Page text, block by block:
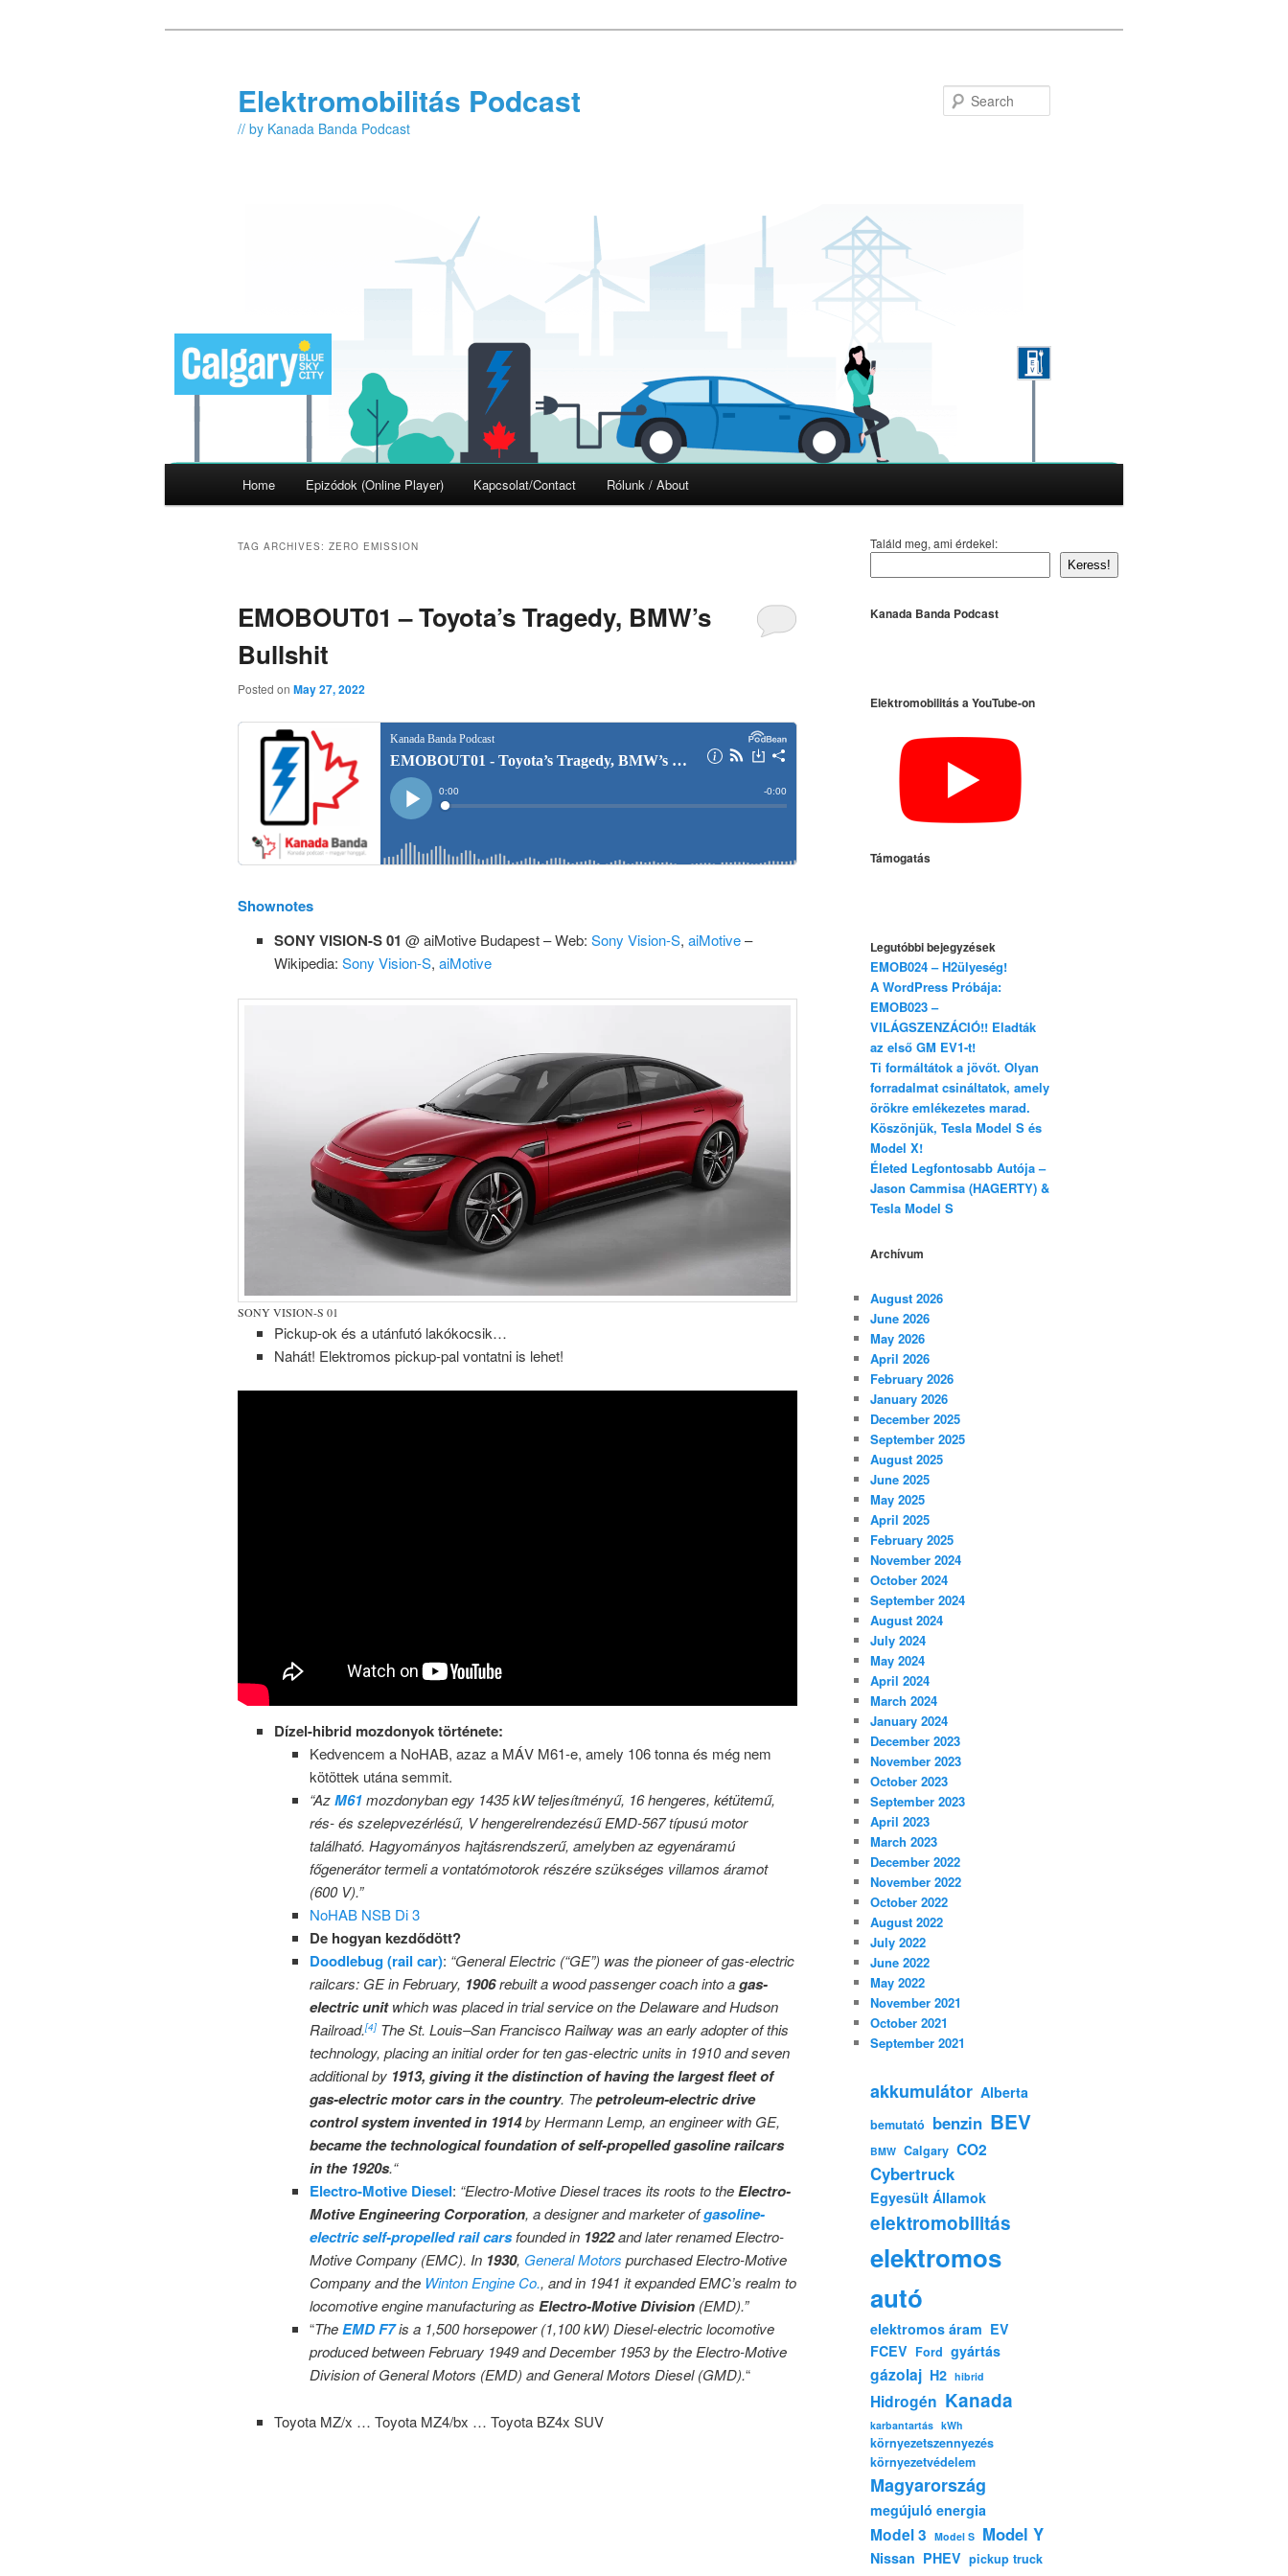
Elektromobilitás Podcast
// by Kanada Banda Podcast
Home Epizódok (Online Player) Kapcsolat/Contact Rólunk / About
TAG ARCHIVES: ZERO EMISSION
EMOBOUT01 – Toyota’s Tragedy, BMW’s
Bullshit
Posted on May 27, 2022
Shownotes
SONY VISION-S 01 @ aiMotive Budapest – Web: Sony Vision-S, aiMotive–
Wikipedia: Sony Vision-S, aiMotive
SONY VISION-S 01
Pickup-ok és a utánfutó lakókocsik…
Nahát! Elektromos pickup-pal vontatni is lehet!
Dízel-hibrid mozdonyok története:
Kedvencem a NoHAB, azaz a MÁV M61-e, amely 106 tonna és még nem
kötöttek utána semmit.
“AzM61mozdonyban egy 1435 kW teljesítményű, 16 hengeres, kétütemű,
rés- és szelepvezérlésű, V hengerelrendezésű EMD-567 típusú motor
található. Hagyományos hajtásrendszerű, amelyben az egyenáramú
főgenerátor termeli a vontatómotorok részére szükséges villamos áramot
(600 V).”
NoHAB NSB Di 3
De hogyan kezdődött?
Doodlebug (rail car): “General Electric (“GE”) was the pioneer of gas-electric
railcars: GE in February, 1906rebuilt a wood passenger coach into agas-
electric unitwhich was placed in trial service on the Delaware and Hudson
Railroad.[4] The St. Louis–San Francisco Railway was an early adopter of this
technology, placing an initial order for ten gas-electric units in 1910 and seven
additional by 1913, giving it the distinction of having the largest fleet of
gas-electric motor cars in the country. Thepetroleum-electric drive
control system invented in 1914by Hermann Lemp, an engineer with GE,
became the technological foundation of self-propelled gasoline railcars
in the 1920s.“
Electro-Motive Diesel: “Electro-Motive Diesel traces its roots to theElectro-
Motive Engineering Corporation, a designer and marketer ofgasoline-
electric self-propelled rail carsfounded in 1922and later renamed Electro-
Motive Company (EMC). In 1930, General Motors purchased Electro-Motive
Company and the Winton Engine Co., and in 1941 it expanded EMC’s realm to
locomotive engine manufacturing as Electro-Motive Division (EMD).”
“TheEMD F7is a 1,500 horsepower (1,100 kW) Diesel-electric locomotive
produced between February 1949 and December 1953 by the Electro-Motive
Division of General Motors (EMD) and General Motors Diesel (GMD).“
Toyota MZ/x … Toyota MZ4/bx … Toyota BZ4x SUV
Találd meg, ami érdekel:
Keress!
Kanada Banda Podcast
Elektromobilitás a YouTube-on
Támogatás
Legutóbbi bejegyzések
EMOB024 – H2ülyeség!
A WordPress Próbája:
EMOB023 –
VILÁGSZENZÁCIÓ!! Eladták
az első GM EV1-t!
Ti formáltátok a jövőt. Olyan
forradalmat csináltatok, amely
örökre emlékezetes marad.
Köszönjük, Tesla Model S és
Model X!
Életed Legfontosabb Autója –
Jason Cammisa (HAGERTY) &
Tesla Model S
Archívum
August 2026
June 2026
May 2026
April 2026
February 2026
January 2026
December 2025
September 2025
August 2025
June 2025
May 2025
April 2025
February 2025
November 2024
October 2024
September 2024
August 2024
July 2024
May 2024
April 2024
March 2024
January 2024
December 2023
November 2023
October 2023
September 2023
April 2023
March 2023
December 2022
November 2022
October 2022
August 2022
July 2022
June 2022
May 2022
November 2021
October 2021
September 2021
akkumulátor Alberta
bemutató benzin BEV
BMW Calgary CO2
Cybertruck
Egyesült Államok
elektromobilitás
elektromos
autó
elektromos áram EV
FCEV Ford gyártás
gázolaj H2 hibrid
Hidrogén Kanada
karbantartás kWh
környezetszennyezés
környezetvédelem
Magyarország
megújuló energia
Model 3 Model S Model Y
Nissan PHEV pickup truck